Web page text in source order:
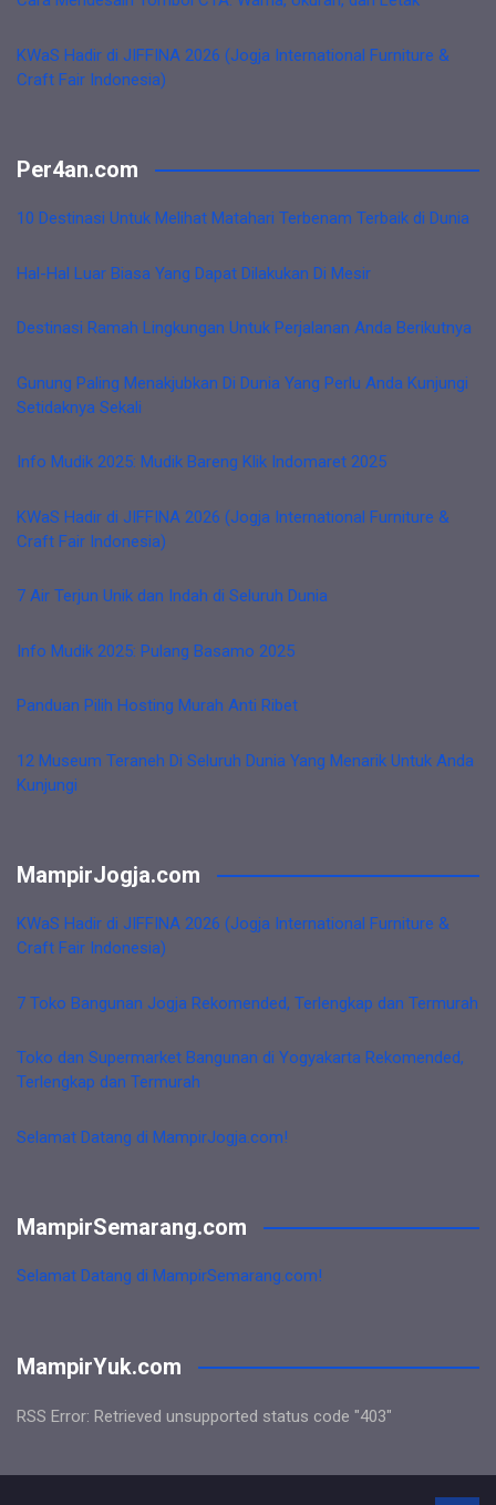
KWaS Hadir di JIFFINA 2026 (Jogja International Furniture &
Craft Fair Indonesia)
Per4an.com
10 Destinasi Untuk Melihat Matahari Terbenam Terbaik di Dunia
Hal-Hal Luar Biasa Yang Dapat Dilakukan Di Mesir
Destinasi Ramah Lingkungan Untuk Perjalanan Anda Berikutnya
Gunung Paling Menakjubkan Di Dunia Yang Perlu Anda Kunjungi
Setidaknya Sekali
Info Mudik 2025: Mudik Bareng Klik Indomaret 2025
KWaS Hadir di JIFFINA 2026 (Jogja International Furniture &
Craft Fair Indonesia)
7 Air Terjun Unik dan Indah di Seluruh Dunia
Info Mudik 2025: Pulang Basamo 2025
Panduan Pilih Hosting Murah Anti Ribet
12 Museum Teraneh Di Seluruh Dunia Yang Menarik Untuk Anda
Kunjungi
MampirJogja.com
KWaS Hadir di JIFFINA 2026 (Jogja International Furniture &
Craft Fair Indonesia)
7 Toko Bangunan Jogja Rekomended, Terlengkap dan Termurah
Toko dan Supermarket Bangunan di Yogyakarta Rekomended,
Terlengkap dan Termurah
Selamat Datang di MampirJogja.com!
MampirSemarang.com
Selamat Datang di MampirSemarang.com!
MampirYuk.com
RSS Error: Retrieved unsupported status code "403"